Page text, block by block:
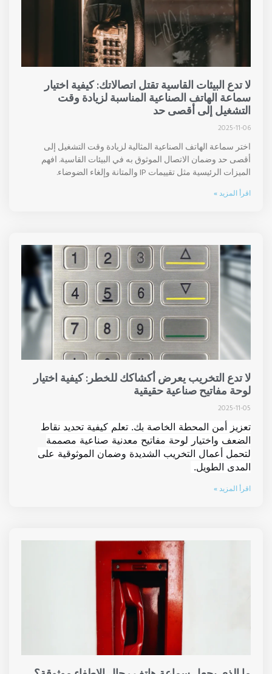
لا تدع البيئات القاسية تقتل اتصالاتك: كيفية اختيار
سماعة الهاتف الصناعية المناسبة لزيادة وقت
التشغيل إلى أقصى حد
2025-11-06
اختر سماعة الهاتف الصناعية المثالية لزيادة وقت التشغيل إلى
أقصى حد وضمان الاتصال الموثوق به في البيئات القاسية. افهم
الميزات الرئيسية مثل تقييمات IP والمتانة وإلغاء الضوضاء.
اقرأ المزيد »
لا تدع التخريب يعرض أكشاكك للخطر: كيفية اختيار
لوحة مفاتيح صناعية حقيقية
2025-11-05
تعزيز أمن المحطة الخاصة بك. تعلم كيفية تحديد نقاط
الضعف واختيار لوحة مفاتيح معدنية صناعية مصممة
لتحمل أعمال التخريب الشديدة وضمان الموثوقية على
المدى الطويل.
اقرأ المزيد »